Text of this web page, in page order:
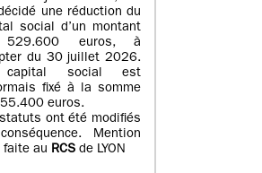
une réduction du
social d’un montant
euros, à
du 30 juillet 2026.
social est
fixé à la somme
euros.
ont été modifiés
Mention
faite au RCS de LYON